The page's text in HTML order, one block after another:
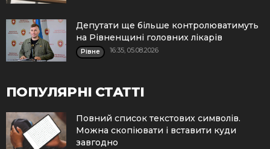
Депутати ще більше контролюватимуть
на Рівненщині головних лікарів
Рівне 16:35, 05.08.2026
ПОПУЛЯРНІ СТАТТІ
Повний список текстових символів.
Можна скопіювати і вставити куди
завгодно